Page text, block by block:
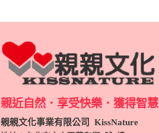
親近自然．享受快樂．獲得智慧
親親文化事業有限公司 KissNature